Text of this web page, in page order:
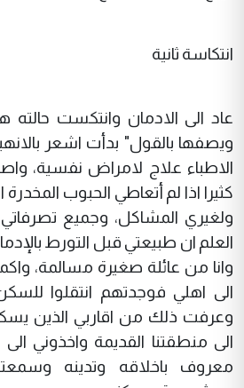
انتكاسة ثانية
عاد الى الادمان وانتكست حالته
ويصفها بالقول" بدأت اشعر
الاطباء علاج لامراض نفسية،
كثيرا اذا لم أتعاطي الحبوب
ولغيري المشاكل، وجميع
العلم ان طبيعتي قبل التورط
وانا من عائلة صغيرة مسالمة،
الى اهلي فوجدتهم انتقلوا
وعرفت ذلك من اقاربي الذين
الى منطقتنا القديمة واخذوني
معروف باخلاقه وتدينه